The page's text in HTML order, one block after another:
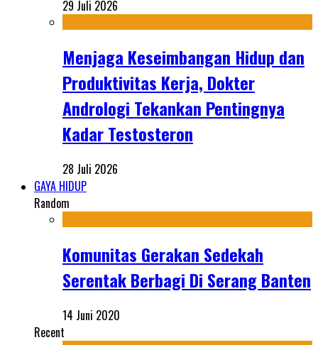
29 Juli 2026
Menjaga Keseimbangan Hidup dan
Produktivitas Kerja, Dokter
Andrologi Tekankan Pentingnya
Kadar Testosteron
28 Juli 2026
GAYA HIDUP
Random
Komunitas Gerakan Sedekah
Serentak Berbagi Di Serang Banten
14 Juni 2020
Recent